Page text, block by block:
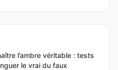
l’ambre véritable : tests
le vrai du faux